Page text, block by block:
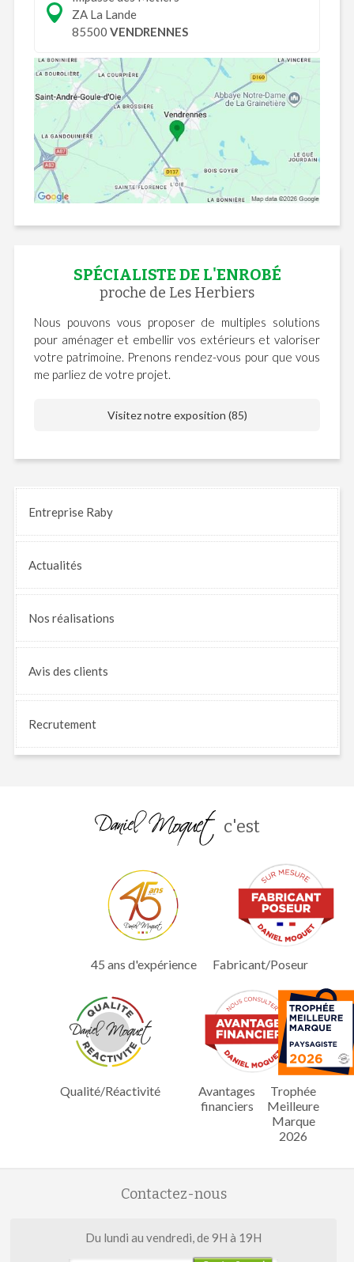
ZA La Lande
85500 VENDRENNES
SPÉCIALISTE DE L'ENROBÉ
proche de Les Herbiers
Nous pouvons vous proposer de multiples solutions
pour aménager et embellir vos extérieurs et valoriser
votre patrimoine. Prenons rendez-vous pour que vous
me parliez de votre projet.
Visitez notre exposition (85)
Entreprise Raby
Actualités
Nos réalisations
Avis des clients
Recrutement
c'est
45 ans d'expérience Fabricant/Poseur
Qualité/Réactivité
Avantages
financiers
Trophée
Meilleure
Marque
2026
Contactez-nous
Du lundi au vendredi, de 9H à 19H